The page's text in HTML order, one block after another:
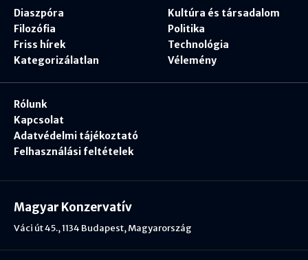
Diaszpóra
Filozófia
Friss hírek
Kategorizálatlan
Kultúra és társadalom
Politika
Technológia
Vélemény
Rólunk
Kapcsolat
Adatvédelmi tájékoztató
Felhasználási feltételek
Magyar Konzervatív
Váci út 45., 1134 Budapest, Magyarország